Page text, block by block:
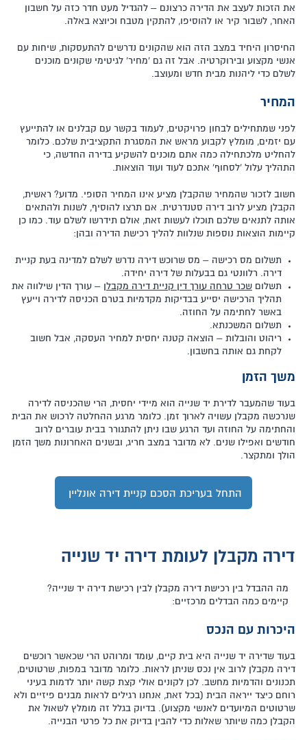
את הזכות לעצב את הדירה כרצונם – להגדיל מעט חדר כזה על חשבון
האחר, לשבור קיר או להוסיפו, להתקין מטבח וכיוצא באלה.
החיסרון היחיד במצב הזה הוא שהקונים נדרשים להתעסקות, שיחות עם
אנשי מקצוע ובירוקרטיה. אבל זה גם 'מחיר' לגיטימי שקונים מוכנים
לשלם כדי ליהנות מבית חדש ומעוצב.
המחיר
לפני שמתחילים לבחון פרויקטים, לעמוד בקשר עם קבלנים או להתייעץ
עם יזמים, מומלץ לקבוע מראש את המסגרת התקציבית שלכם. כלומר
להחליט מלכתחילה כמה אתם מוכנים להשקיע בדירה החדשה, כי
התהליך עלול 'לסחוף' אתכם לעוד ועוד הוצאות.
חשוב לזכור שהמחיר שהקבלן מציע אינו המחיר הסופי. מדוע? ראשית,
הקבלן מציע לרוב דירה סטנדרטית. אם תרצו להוסיף, לשנות ולהתאים
אותה לתנאים שלכם תוכלו לעשות זאת, אולם תידרשו לשלם עוד. כמו כן
קיימות הוצאות נוספות שנלוות להליך רכישת הדירה ובהן:
תשלום מס רכישה – מס שרוכש דירה נדרש לשלם למדינה בעת קניית
דירה. רלוונטי גם בבעלות של דירה יחידה.
תשלום שכר טרחה עורך דין קניית דירה מקבלן – עורך הדין שילווה את
תהליך הרכישה יסייע בבדיקות מקדמיות בטרם הכניסה לדירה וייעץ
באשר לחתימה על החוזה.
תשלום המשכנתא.
ריהוט והובלות – הוצאה קטנה יחסית למחיר העסקה, אבל חשוב
לקחת גם אותה בחשבון.
משך הזמן
בעוד שהמעבר לדירת יד שנייה הוא מיידי יחסית, הרי שהכניסה לדירה
שנרכשה מקבלן עשויה לארוך זמן. כלומר מרגע ההחלטה לרכוש את הבית
והחתימה על החוזה ועד הרגע שבו ניתן להתגורר בבית עוברים לרוב
חודשים ואפילו שנים. לא מדובר במצב חריג, ובשנים האחרונות משך הזמן
הולך ומתקצר.
התחל בעריכת הסכם קניית דירה אונליין
דירה מקבלן לעומת דירה יד שנייה
מה ההבדל בין רכישת דירה מקבלן לבין רכישת דירה יד שנייה?
קיימים כמה הבדלים מרכזיים:
היכרות עם הנכס
בעוד שדירה יד שנייה היא בית קיים, עומד ומרוהט הרי שכאשר רוכשים
דירה מקבלן לרוב אין נכס שניתן לראות. כלומר מדובר במפות, שרטוטים,
תכנונים והדמיות מחשב. לכן לקונים אולי קצת קשה יותר לדמות בעיני
רוחם כיצד ייראה הבית (בכל זאת, אנחנו רגילים לראות מבנים פיזיים ולא
שרטוטים המיועדים לאנשי מקצוע). בדיוק בגלל זה מומלץ לשאול את
הקבלן כמה שיותר שאלות כדי להבין בדיוק את כל פרטי הבנייה.